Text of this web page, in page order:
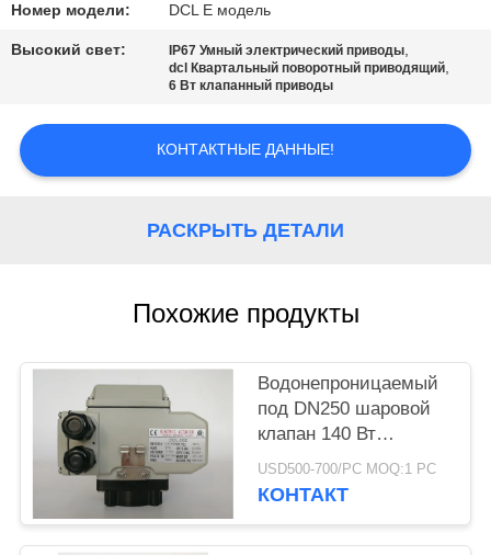
СВЯЖИТЕСЬ
СПРОСИТЕ
ЦИТАТУ
КАРТА
САЙТА
Номер модели: DCL E модель
Высокий свет: IP67 Умный электрический приводы,
dcl Квартальный поворотный приводящий,
6 Вт клапанный приводы
КОНТАКТНЫЕ ДАННЫЕ!
РАСКРЫТЬ ДЕТАЛИ
Похожие продукты
Водонепроницаемый
под DN250 шаровой
клапан 140 Вт
электрический
исполнитель
USD500-700/PC MOQ:1 PC
КОНТАКТ